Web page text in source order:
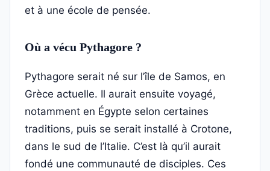
et à une école de pensée.
Où a vécu Pythagore ?
Pythagore serait né sur l’île de Samos, en
Grèce actuelle. Il aurait ensuite voyagé,
notamment en Égypte selon certaines
traditions, puis se serait installé à Crotone,
dans le sud de l’Italie. C’est là qu’il aurait
fondé une communauté de disciples. Ces